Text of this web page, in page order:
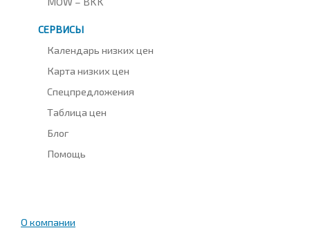
СЕРВИСЫ
Календарь низких цен
Карта низких цен
Спецпредложения
Таблица цен
Блог
Помощь
О компании